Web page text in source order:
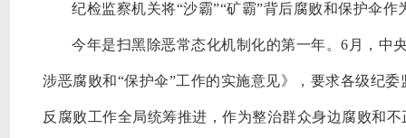
纪检监察机关将“沙霸”“矿霸”背后腐败和保护伞
今年是扫黑除恶常态化机制化的第一年。 6月，中
涉恶腐败和“保护伞”工作的实施意见》，要求各级纪
反腐败工作全局统筹推进，作为整治群众身边腐败和